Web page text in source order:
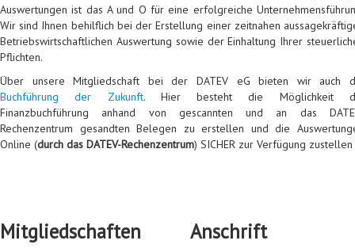
Auswertungen ist das A und O für eine erfolgreiche
Wir sind Ihnen behilflich bei der Erstellung einer zeitnahen
Betriebswirtschaftlichen Auswertung sowie der Einhaltung Ihrer
Pflichten.
Über unsere Mitgliedschaft bei der DATEV eG bieten wir auch
Buchführung der Zukunft. Hier besteht die Möglichkeit
Finanzbuchführung anhand von gescannten und an das
Rechenzentrum gesandten Belegen zu erstellen und die
Online (durch das DATEV-Rechenzentrum) SICHER zur Verfügung zustellen
Mitgliedschaften Anschrift